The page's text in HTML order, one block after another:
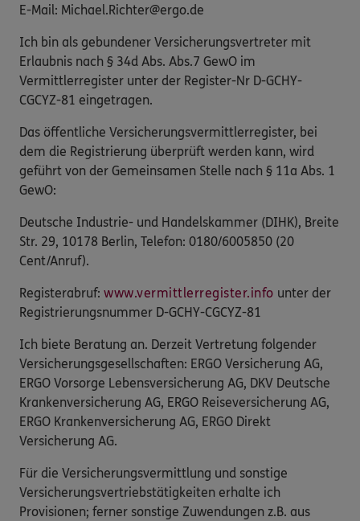
E-Mail: Michael.Richter@ergo.de
Ich bin als gebundener Versicherungsvertreter mit
Erlaubnis nach § 34d Abs. Abs.7 GewO im
Vermittlerregister unter der Register-Nr D-GCHY-
CGCYZ-81 eingetragen.
Das öffentliche Versicherungsvermittlerregister, bei
dem die Registrierung überprüft werden kann, wird
geführt von der Gemeinsamen Stelle nach § 11a Abs. 1
GewO:
Deutsche Industrie- und Handelskammer (DIHK), Breite
Str. 29, 10178 Berlin, Telefon: 0180/6005850 (20
Cent/Anruf).
Registerabruf: www.vermittlerregister.info unter der
Registrierungsnummer D-GCHY-CGCYZ-81
Ich biete Beratung an. Derzeit Vertretung folgender
Versicherungsgesellschaften: ERGO Versicherung AG,
ERGO Vorsorge Lebensversicherung AG, DKV Deutsche
Krankenversicherung AG, ERGO Reiseversicherung AG,
ERGO Krankenversicherung AG, ERGO Direkt
Versicherung AG.
Für die Versicherungsvermittlung und sonstige
Versicherungsvertriebstätigkeiten erhalte ich
Provisionen; ferner sonstige Zuwendungen z.B. aus